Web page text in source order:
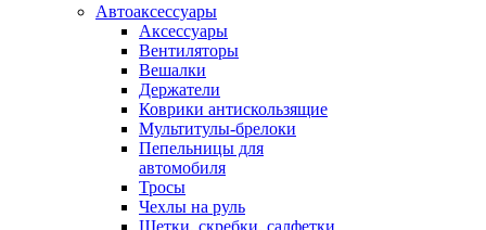
Автоаксессуары
Аксессуары
Вентиляторы
Вешалки
Держатели
Коврики антискользящие
Мультитулы-брелоки
Пепельницы для
автомобиля
Тросы
Чехлы на руль
Щетки, скребки, салфетки